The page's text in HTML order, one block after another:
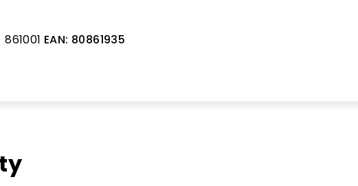
861001 EAN: 80861935